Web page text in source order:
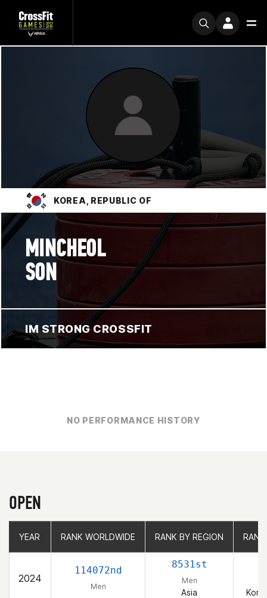
KOREA, REPUBLIC OF
MINCHEOL
SON
IM STRONG CROSSFIT
NO PERFORMANCE HISTORY
OPEN
YEAR RANK WORLDWIDE RANK BY REGION
2024
114072nd
Men
8531st
Men
Asia
YEAR RANK WORLDWIDE RANK BY REGION